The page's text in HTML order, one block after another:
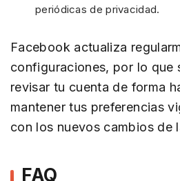
periódicas de privacidad.
Facebook actualiza
configuraciones, por lo que
revisar tu cuenta de forma
mantener tus preferencias
con los nuevos cambios de
FAQ